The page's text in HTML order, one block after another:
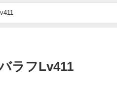
ラフLv411